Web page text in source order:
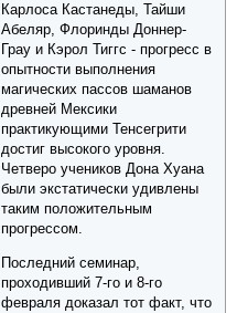
Карлоса Кастанеды, Тайши
Абеляр, Флоринды Доннер-
Грау и Кэрол Тиггс - прогресс в
опытности выполнения
магических пассов шаманов
древней Мексики
практикующими Тенсегрити
достиг высокого уровня.
Четверо учеников Дона Хуана
были экстатически удивлены
таким положительным
прогрессом.
Последний семинар,
проходивший 7-го и 8-го
февраля доказал тот факт, что